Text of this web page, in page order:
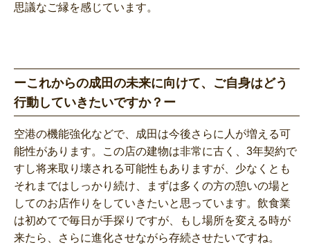
思議なご縁を感じています。
ーこれからの成田の未来に向けて、ご自身はどう
行動していきたいですか？ー
空港の機能強化などで、成田は今後さらに人が増える可
能性があります。この店の建物は非常に古く、3年契約で
すし将来取り壊される可能性もありますが、少なくとも
それまではしっかり続け、まずは多くの方の憩いの場と
してのお店作りをしていきたいと思っています。飲食業
は初めてで毎日が手探りですが、もし場所を変える時が
来たら、さらに進化させながら存続させたいですね。